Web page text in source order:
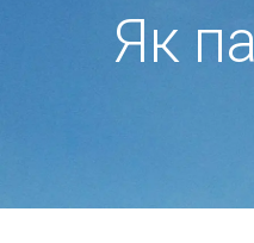
Як